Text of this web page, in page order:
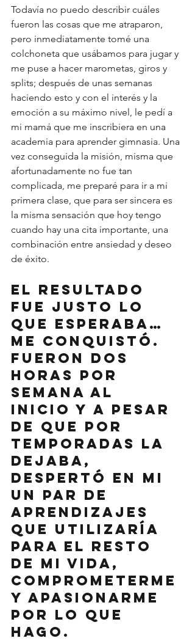
Todavía no puedo describir cuáles
fueron las cosas que me atraparon,
pero inmediatamente tomé una
colchoneta que usábamos para jugar y
me puse a hacer marometas, giros y
splits; después de unas semanas
haciendo esto y con el interés y la
emoción a su máximo nivel, le pedí a
mi mamá que me inscribiera en una
academia para aprender gimnasia. Una
vez conseguida la misión, misma que
afortunadamente no fue tan
complicada, me preparé para ir a mi
primera clase, que para ser sincera es
la misma sensación que hoy tengo
cuando hay una cita importante, una
combinación entre ansiedad y deseo
de éxito.
El resultado
fue justo lo
que esperaba…
me conquistó.
Fueron dos
horas por
semana al
inicio y a pesar
de que por
temporadas la
dejaba,
despertó en mi
un par de
aprendizajes
que utilizaría
para el resto
de mi vida,
comprometerme
y apasionarme
por lo que
hago.